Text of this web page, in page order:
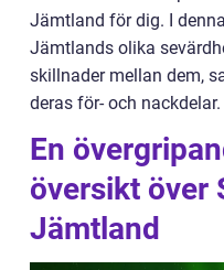
Jämtland för dig. I
Jämtlands olika
skillnader mellan dem,
deras för- och nackdelar.
En
översikt över
Jämtland